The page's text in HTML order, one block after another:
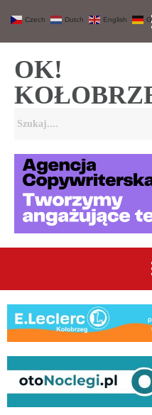
OK!
Czech Dutch English